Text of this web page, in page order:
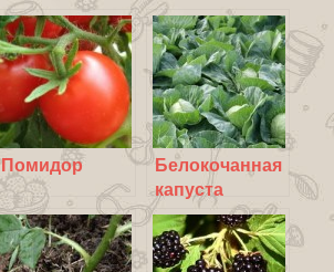
Помидор
Белокочанная
капуста